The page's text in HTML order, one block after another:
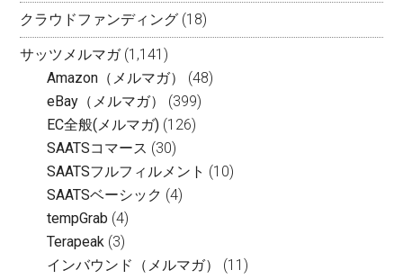
クラウドファンディング (18)
サッツメルマガ(1,141)
Amazon（メルマガ）
(48)
eBay（メルマガ）
(399)
EC全般(メルマガ) (126)
SAATSコマース (30)
SAATSフルフィルメント (10)
SAATSベーシック (4)
tempGrab (4)
Terapeak (3)
インバウンド（メルマガ）
(11)